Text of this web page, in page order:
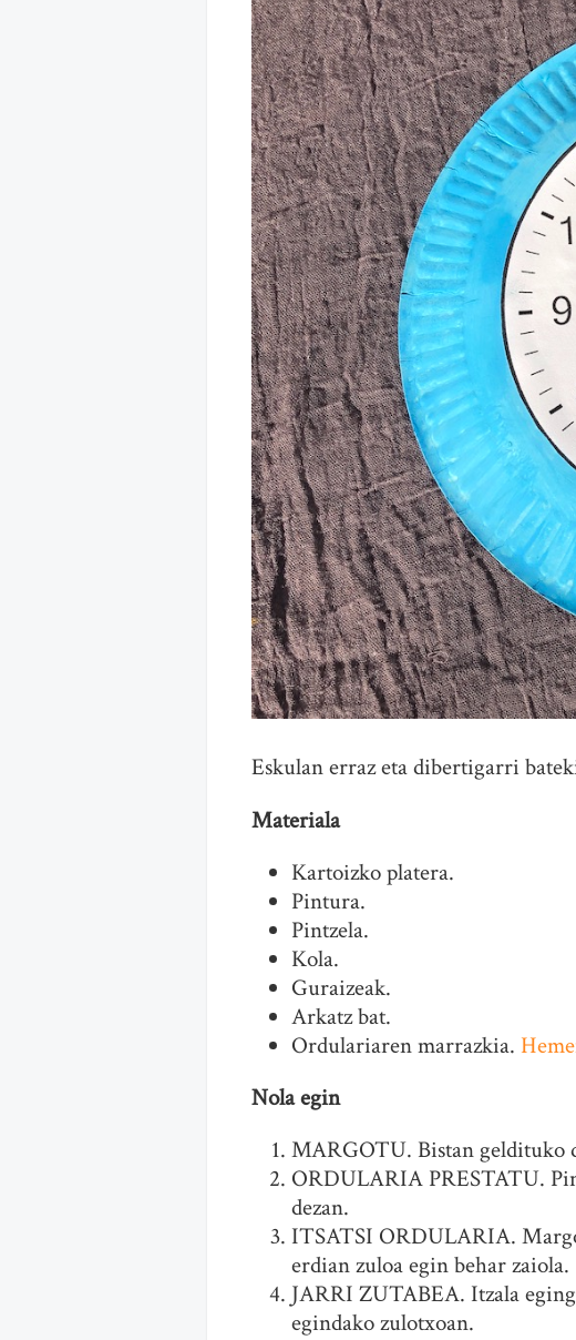
Eskulan erraz eta dibertigarri
Materiala
Kartoizko platera.
Pintura.
Pintzela.
Kola.
Guraizeak.
Arkatz bat.
Ordulariaren marrazkia.
Nola egin
MARGOTU. Bistan geldituko
ORDULARIA PRESTATU.
dezan.
ITSATSI ORDULARIA.
erdian zuloa egin behar zaiola.
JARRI ZUTABEA. Itzala
egindako zulotxoan.